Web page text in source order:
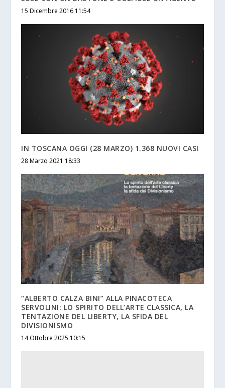
15 Dicembre 2016 11:54
IN TOSCANA OGGI (28 MARZO) 1.368 NUOVI CASI
28 Marzo 2021 18:33
“ALBERTO CALZA BINI” ALLA PINACOTECA
SERVOLINI: LO SPIRITO DELL’ARTE CLASSICA, LA
TENTAZIONE DEL LIBERTY, LA SFIDA DEL
DIVISIONISMO
14 Ottobre 2025 10:15